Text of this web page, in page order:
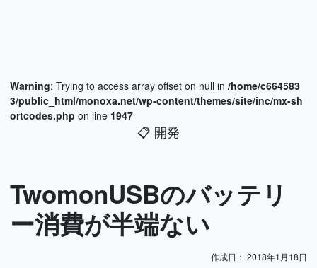
Warning: Trying to access array offset on null in /home/c664583
3/public_html/monoxa.net/wp-content/themes/site/inc/mx-sh
ortcodes.php on line 1947
📋 開発
TwomonUSBのバッテリ
ー消費が半端ない
作成日： 2018年1月18日